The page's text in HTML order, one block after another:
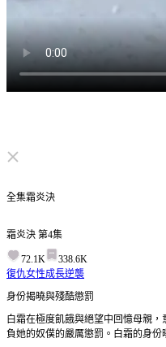
点
全集霜炎決
霜炎決 第4集
72.1K
338.6K
復仇女性成長逆襲
身份揭曉與殘酷懲罰
白霜在極度飢餓與絕望中回憶母親
負她的奴僕的嚴厲懲罰。白霜的身